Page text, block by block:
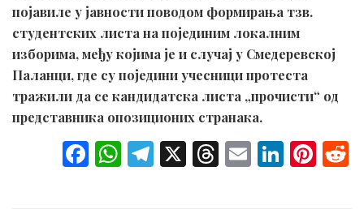
појавиле у јавности поводом формирања тзв.
студентских листа на појединим локалним
изборима, међу којима је и случај у Смедеревској
Паланци, где су поједини учесници протеста
тражили да се кандидатска листа „прочисти“ од
представника опозиционих странака.
F W T X T E Li Pi